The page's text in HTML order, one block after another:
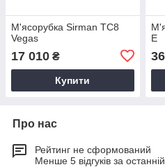
М'ясорубка Sirman TC8
Vegas
17 010 ₴
Купити
E
Про нас
Рейтинг не сформований
Менше 5 відгуків за останній